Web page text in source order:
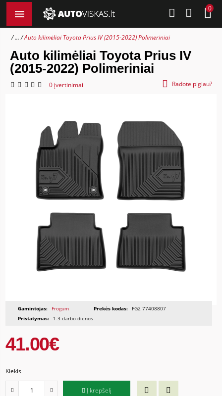
0
... Auto kilimėliai Toyota Prius IV (2015-2022) Polimeriniai
Auto kilimėliai Toyota Prius IV
(2015-2022) Polimeriniai
0 įvertinimai Radote pigiau?
Gamintojas: Frogum Prekės kodas:
FG2 77408807
Pristatymas:
1-3 darbo dienos
41.00€
Kiekis
Į krepšelį